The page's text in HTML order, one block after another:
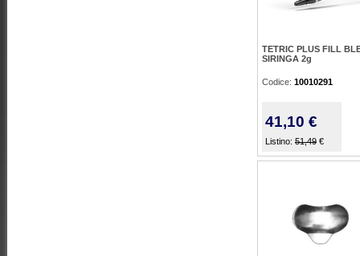
TETRIC PLUS FILL
SIRINGA 2g
Codice: 10010291
41,10 €
Listino: 51,49 €